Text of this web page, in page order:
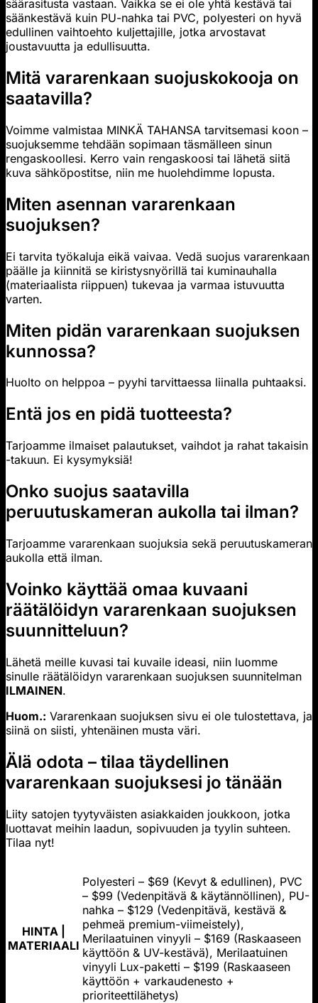
säärasitusta vastaan. Vaikka se ei ole yhtä kestävä tai
säänkestävä kuin PU-nahka tai PVC, polyesteri on hyvä
edullinen vaihtoehto kuljettajille, jotka arvostavat
joustavuutta ja edullisuutta.
Mitä vararenkaan suojuskokooja on
saatavilla?
Voimme valmistaa MINKÄ TAHANSA tarvitsemasi koon –
suojuksemme tehdään sopimaan täsmälleen sinun
rengaskoollesi. Kerro vain rengaskoosi tai lähetä siitä
kuva sähköpostitse, niin me huolehdimme lopusta.
Miten asennan vararenkaan
suojuksen?
Ei tarvita työkaluja eikä vaivaa. Vedä suojus vararenkaan
päälle ja kiinnitä se kiristysnyörillä tai kuminauhalla
(materiaalista riippuen) tukevaa ja varmaa istuvuutta
varten.
Miten pidän vararenkaan suojuksen
kunnossa?
Huolto on helppoa – pyyhi tarvittaessa liinalla puhtaaksi.
Entä jos en pidä tuotteesta?
Tarjoamme ilmaiset palautukset, vaihdot ja rahat takaisin
-takuun. Ei kysymyksiä!
Onko suojus saatavilla
peruutuskameran aukolla tai ilman?
Tarjoamme vararenkaan suojuksia sekä peruutuskameran
aukolla että ilman.
Voinko käyttää omaa kuvaani
räätälöidyn vararenkaan suojuksen
suunnitteluun?
Lähetä meille kuvasi tai kuvaile ideasi, niin luomme
sinulle räätälöidyn vararenkaan suojuksen suunnitelman
ILMAINEN.
Huom.: Vararenkaan suojuksen sivu ei ole tulostettava, ja
siinä on siisti, yhtenäinen musta väri.
Älä odota – tilaa täydellinen
vararenkaan suojuksesi jo tänään
Liity satojen tyytyväisten asiakkaiden joukkoon, jotka
luottavat meihin laadun, sopivuuden ja tyylin suhteen.
Tilaa nyt!
HINTA |
MATERIAALI
Polyesteri – $69 (Kevyt & edullinen), PVC
– $99 (Vedenpitävä & käytännöllinen), PU-
nahka – $129 (Vedenpitävä, kestävä &
pehmeä premium-viimeistely),
Merilaatuinen vinyyli – $169 (Raskaaseen
käyttöön & UV-kestävä), Merilaatuinen
vinyyli Lux-paketti – $199 (Raskaaseen
käyttöön + varkaudenesto +
prioriteettilähetys)